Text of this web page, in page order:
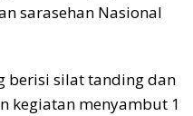
sarasehan Nasional
berisi silat tanding dan
kegiatan menyambut 1